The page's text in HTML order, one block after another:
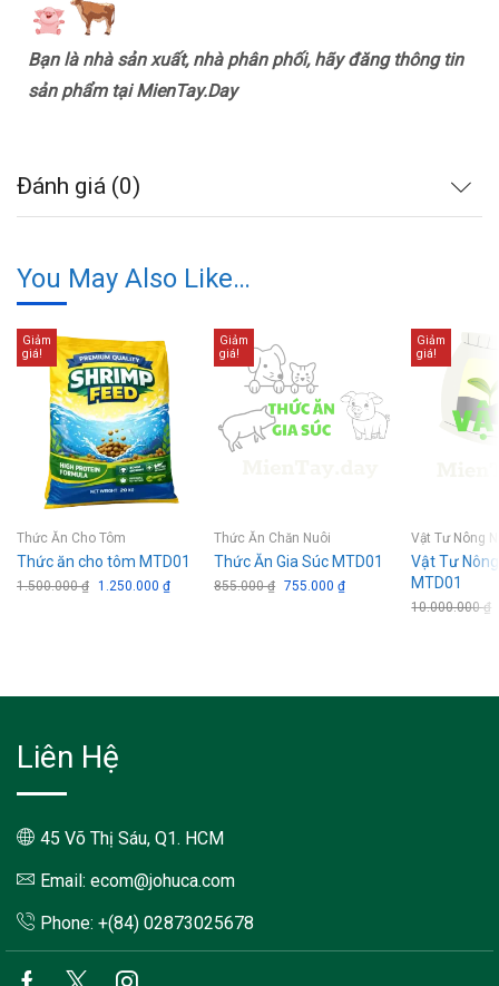
Bạn là nhà sản xuất, nhà phân phối, hãy đăng thông tin
sản phẩm tại MienTay.Day
Đánh giá (0)
You May Also Like…
Giảm
giá!
Thức Ăn Cho Tôm
Thức ăn cho tôm MTD01
1.500.000₫ Giá
1.250.000 ₫
Giảm
giá!
Thức Ăn Chăn Nuôi
Thức Ăn Gia Súc MTD01
855.000₫ Giá
755.000₫
Giảm
giá!
Vật Tư Nông
Vật Tư
MTD01
10.000.000₫
Liên Hệ
45 Võ Thị Sáu, Q1. HCM
Email: ecom@johuca.com
Phone: +(84) 02873025678